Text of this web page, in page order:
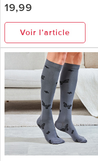
19,99
Voir l’article